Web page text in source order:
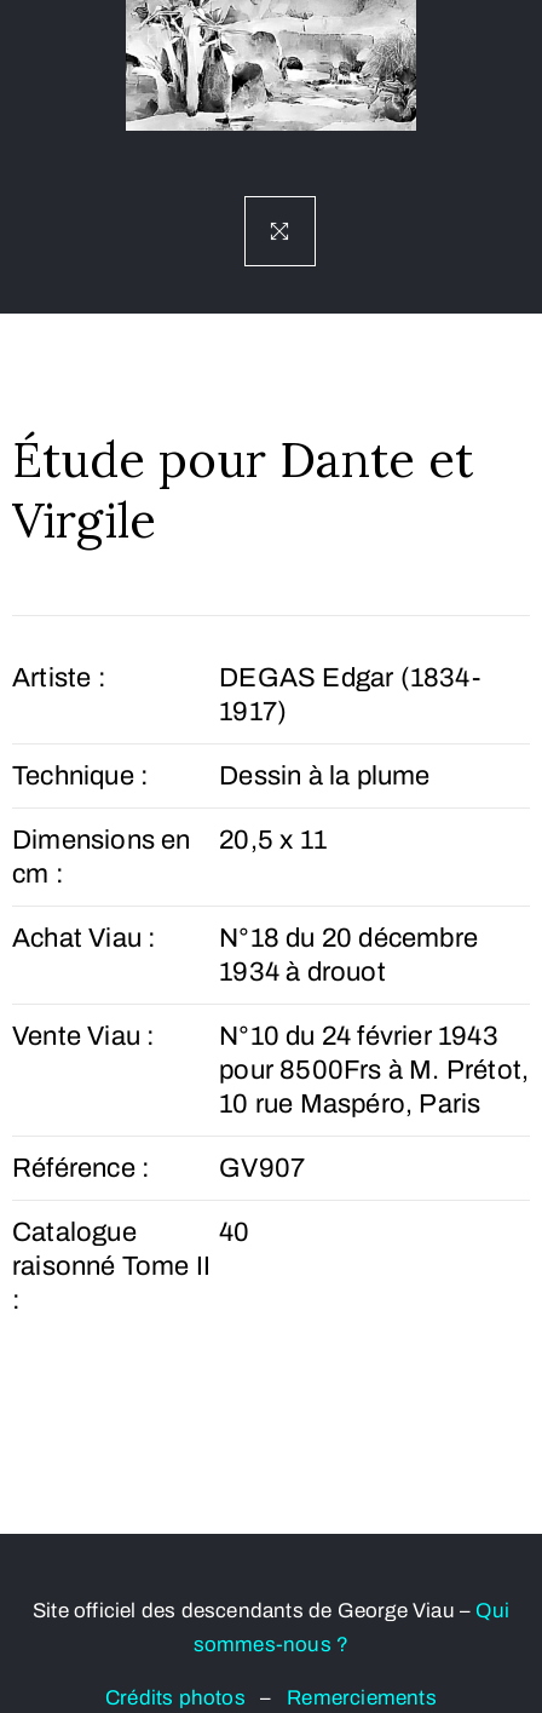
Étude pour Dante et
Virgile
Artiste :
DEGAS Edgar (1834-
1917)
Technique : Dessin à la plume
Dimensions en
cm :
20,5 x 11
Achat Viau :
N°18 du 20 décembre
1934 à drouot
Vente Viau :
N°10 du 24 février 1943
pour 8500Frs à M. Prétot,
10 rue Maspéro, Paris
Référence : GV907
Catalogue
raisonné Tome II
:
40
Site officiel des descendants de George Viau – Qui
sommes-nous ?
Crédits photos– Remerciements